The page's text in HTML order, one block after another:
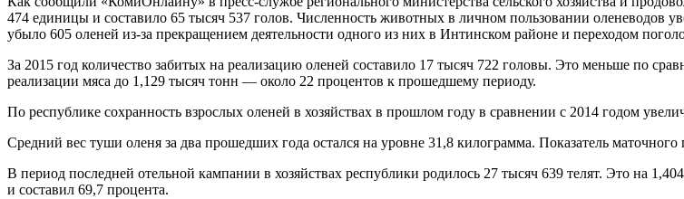
474 единицы и составило 65 тысяч 537 голов. Численность животных в личном пользовании оленеводов
убыло 605 оленей из-за прекращением деятельности одного из них в Интинском районе и переходом
За 2015 год количество забитых на реализацию оленей составило 17 тысяч 722 головы. Это меньше по
реализации мяса до 1,129 тысяч тонн — около 22 процентов к прошедшему периоду.
По республике сохранность взрослых оленей в хозяйствах в прошлом году в сравнении с 2014 годом
Средний вес туши оленя за два прошедших года остался на уровне 31,8 килограмма. Показатель
В период последней отельной кампании в хозяйствах республики родилось 27 тысяч 639 телят. Это на
и составил 69,7 процента.